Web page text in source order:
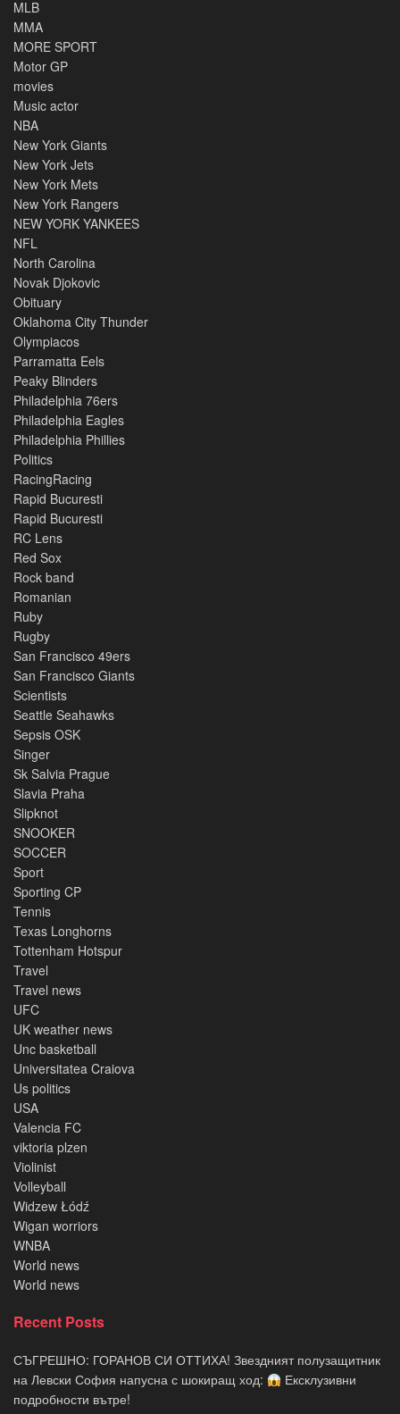
MLB
MMA
MORE SPORT
Motor GP
movies
Music actor
NBA
New York Giants
New York Jets
New York Mets
New York Rangers
NEW YORK YANKEES
NFL
North Carolina
Novak Djokovic
Obituary
Oklahoma City Thunder
Olympiacos
Parramatta Eels
Peaky Blinders
Philadelphia 76ers
Philadelphia Eagles
Philadelphia Phillies
Politics
RacingRacing
Rapid Bucuresti
Rapid Bucuresti
RC Lens
Red Sox
Rock band
Romanian
Ruby
Rugby
San Francisco 49ers
San Francisco Giants
Scientists
Seattle Seahawks
Sepsis OSK
Singer
Sk Salvia Prague
Slavia Praha
Slipknot
SNOOKER
SOCCER
Sport
Sporting CP
Tennis
Texas Longhorns
Tottenham Hotspur
Travel
Travel news
UFC
UK weather news
Unc basketball
Universitatea Craiova
Us politics
USA
Valencia FC
viktoria plzen
Violinist
Volleyball
Widzew Łódź
Wigan worriors
WNBA
World news
World news
Recent Posts
СЪГРЕШНО: ГОРАНОВ СИ ОТТИХА! Звездният полузащитник
на Левски София напусна с шокиращ ход:
Ексклузивни
подробности вътре!